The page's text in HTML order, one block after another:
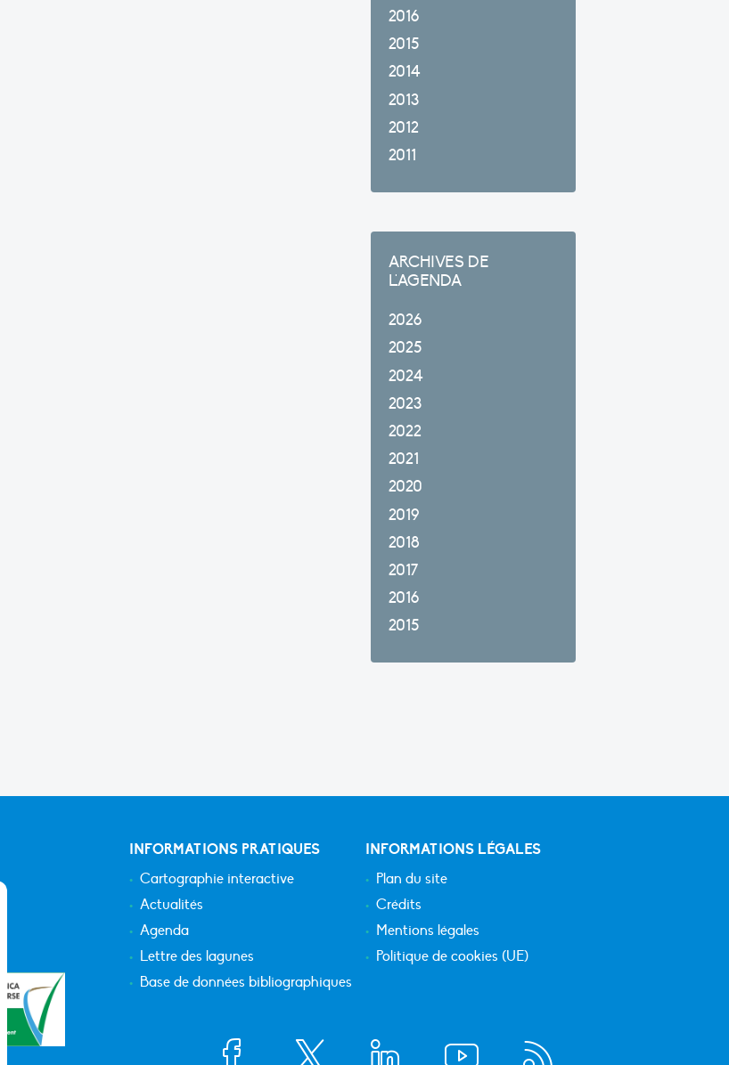
2016
2015
2014
2013
2012
2011
ARCHIVES DE
L'AGENDA
2026
2025
2024
2023
2022
2021
2020
2019
2018
2017
2016
2015
INFORMATIONS PRATIQUES
Cartographie interactive
Actualités
Agenda
Lettre des lagunes
Base de données bibliographiques
INFORMATIONS LÉGALES
Plan du site
Crédits
Mentions légales
Politique de cookies (UE)